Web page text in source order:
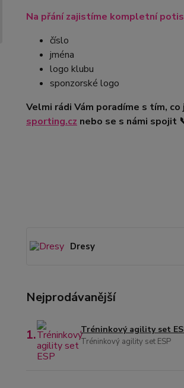
Na přání zajistíme kompletní
číslo
jména
logo klubu
sponzorské logo
Velmi rádi Vám poradíme s tím,
sporting.cz nebo se s námi spojit
Dresy
Nejprodávanější
1. Tréninkový agility set
Tréninkový agility set ESP